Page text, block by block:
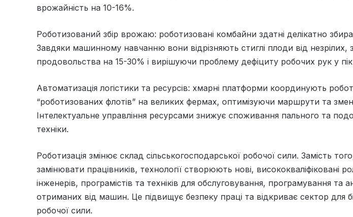
врожайність на 10-16%.
Роботизований збір врожаю: роботизовані комбайни здатні делікатно
Завдяки машинному навчанню вони відрізняють стиглі плоди від
продовольства на 15-30% і вирішуючи проблему дефіциту робочих рук у
Автоматизація логістики та ресурсів: хмарні платформи координують
“роботизованих флотів” на великих фермах, оптимізуючи маршрути та
Інтелектуальне управління ресурсами знижує споживання пального та
техніки.
Роботизація змінює склад сільськогосподарської робочої сили. Замість
замінювати працівників, технології створюють нові, висококваліфіковані
інженерів, програмістів та техніків для обслуговування, програмування та
отриманих від машин. Це підвищує безпеку праці та відкриває сектор для
робочої сили.